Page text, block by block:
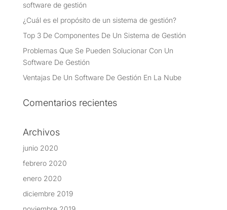
software de gestión
¿Cuál es el propósito de un sistema de gestión?
Top 3 De Componentes De Un Sistema de Gestión
Problemas Que Se Pueden Solucionar Con Un
Software De Gestión
Ventajas De Un Software De Gestión En La Nube
Comentarios recientes
Archivos
junio 2020
febrero 2020
enero 2020
diciembre 2019